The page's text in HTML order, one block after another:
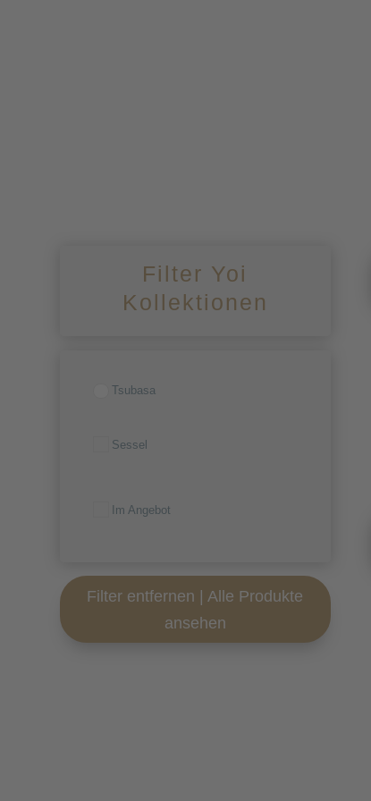
Filter Yoi
Kollektionen
Tsubasa
Sessel
Im Angebot
Filter entfernen | Alle Produkte
ansehen